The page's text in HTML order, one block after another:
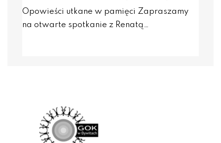
Opowieści utkane w pamięci Zapraszamy
na otwarte spotkanie z Renatą…